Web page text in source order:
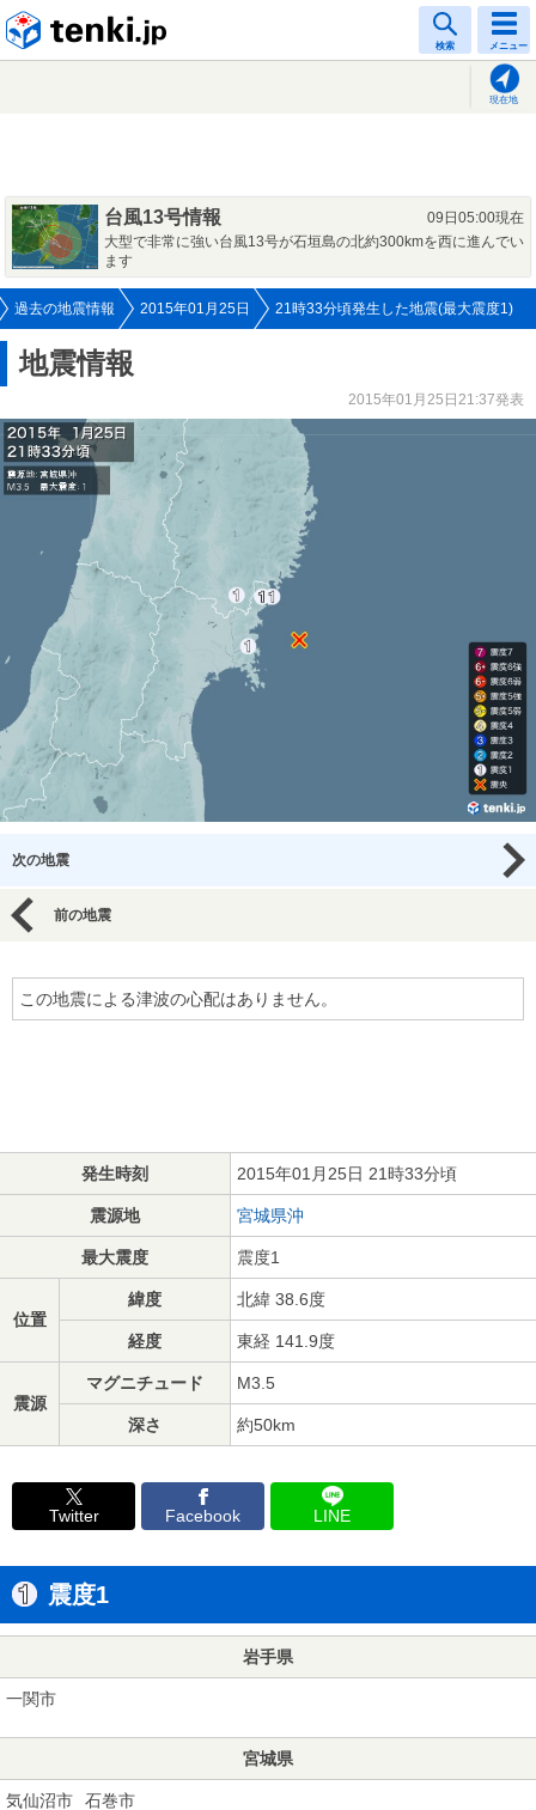
検索 メニュー
現在地
台風13号情報
09日05:00現在
大型で非常に強い台風13号が石垣島の北約300kmを西に進んでい
ます
過去の地震情報 2015年01月25日 21時33分頃発生した地震(最大震度1)
地震情報
2015年01月25日21:37発表
次の地震
前の地震
この地震による津波の心配はありません。
発生時刻 2015年01月25日 21時33分頃
震源地 宮城県沖
最大震度 震度1
位置
緯度 北緯 38.6度
経度 東経 141.9度
震源
マグニチュード M3.5
深さ 約50km
Twitter Facebook LINE
震度1
岩手県
一関市
宮城県
気仙沼市 石巻市